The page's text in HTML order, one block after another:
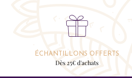
ÉCHANTILLONS OFFERTS
Dès 25€ d'achats